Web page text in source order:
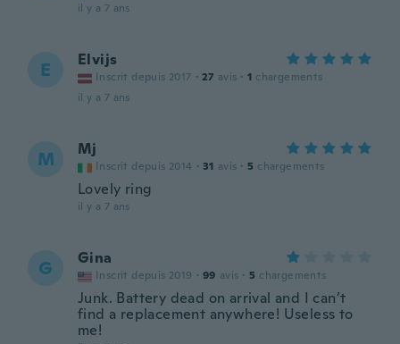
il y a 7 ans
E Elvijs
Inscrit depuis 2017 · 27 avis · 1 chargements
il y a 7 ans
M Mj
Inscrit depuis 2014 · 31 avis · 5 chargements
Lovely ring
il y a 7 ans
G Gina
Inscrit depuis 2019 · 99 avis · 5 chargements
Junk. Battery dead on arrival and I can’t
find a replacement anywhere! Useless to
me!